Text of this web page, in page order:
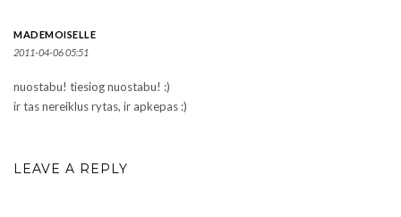
MADEMOISELLE
2011-04-06 05:51
nuostabu! tiesiog nuostabu! :)
ir tas nereiklus rytas, ir apkepas :)
LEAVE A REPLY